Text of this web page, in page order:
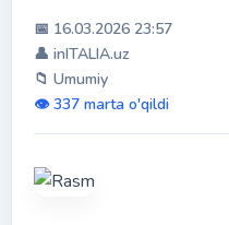
📅 16.03.2026 23:57
👤 inITALIA.uz
📁 Umumiy
👁️ 337 marta o'qildi